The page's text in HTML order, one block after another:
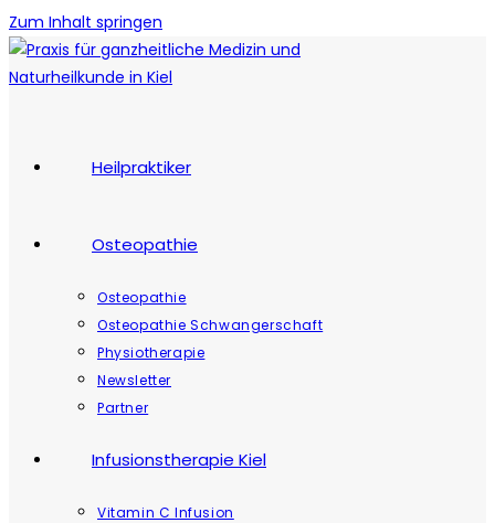
Zum Inhalt springen
Heilpraktiker
Osteopathie
Osteopathie
Osteopathie Schwangerschaft
Physiotherapie
Newsletter
Partner
Infusionstherapie Kiel
Vitamin C Infusion